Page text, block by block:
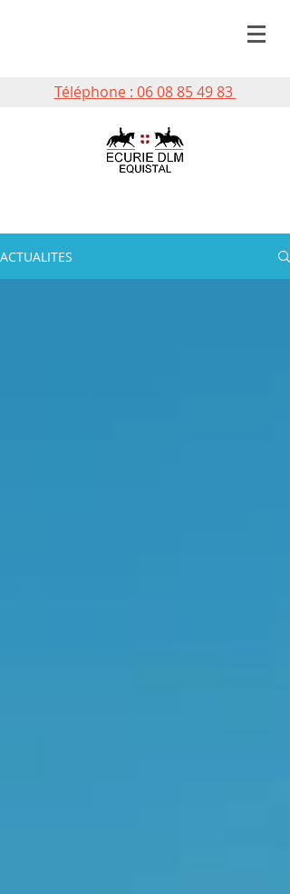
Téléphone : 06 08 85 49 83
ACTUALITES